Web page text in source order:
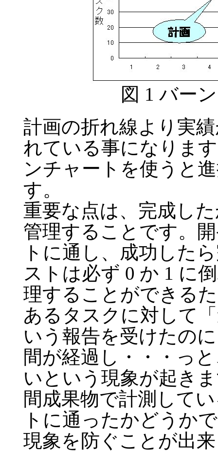
図 1 バー
計画の折れ線より実
れている事になりま
ンチャートを使うと
す。
重要な点は、完成し
管理することです。
トに通し、成功した
ストは必ず 0 か 1 に
理することができる
あるタスクに対して
いう報告を受けたの
間が経過し・・・っ
いという現象が起き
間成果物で計測して
トに通ったかどうか
現象を防ぐことが出